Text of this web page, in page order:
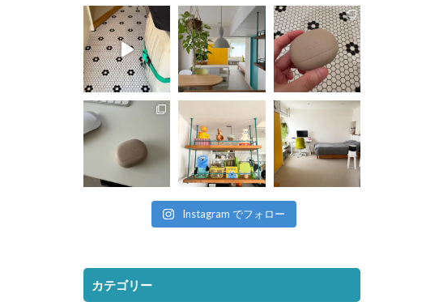
Instagram でフォロー
カテゴリー